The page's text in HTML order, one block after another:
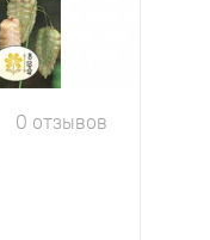
0 отзывов